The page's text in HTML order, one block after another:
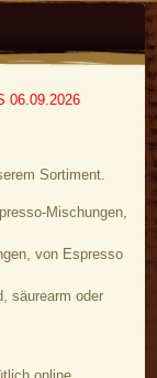
06.09.2026
Sortiment.
Mischungen,
von Espresso
säurearm oder